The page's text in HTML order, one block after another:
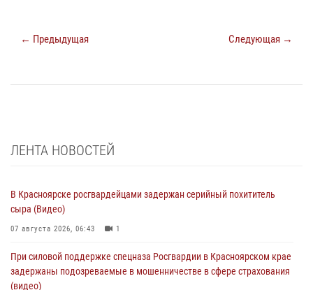
← Предыдущая Следующая →
ЛЕНТА НОВОСТЕЙ
В Красноярске росгвардейцами задержан серийный похититель
сыра (Видео)
07 августа 2026, 06:43 1
При силовой поддержке спецназа Росгвардии в Красноярском крае
задержаны подозреваемые в мошенничестве в сфере страхования
(видео)